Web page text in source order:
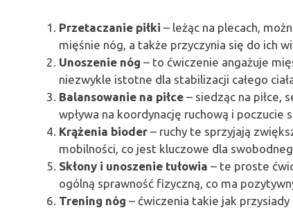
Przetaczanie piłki – leżąc na plecach,
mięśnie nóg, a także przyczynia się do ich
Unoszenie nóg – to ćwiczenie angażuje
niezwykle istotne dla stabilizacji całego
Balansowanie na piłce – siedząc na piłce,
wpływa na koordynację ruchową i poczucie
Krążenia bioder – ruchy te sprzyjają
mobilności, co jest kluczowe dla
Skłony i unoszenie tułowia – te proste
ogólną sprawność fizyczną, co ma
Trening nóg – ćwiczenia takie jak